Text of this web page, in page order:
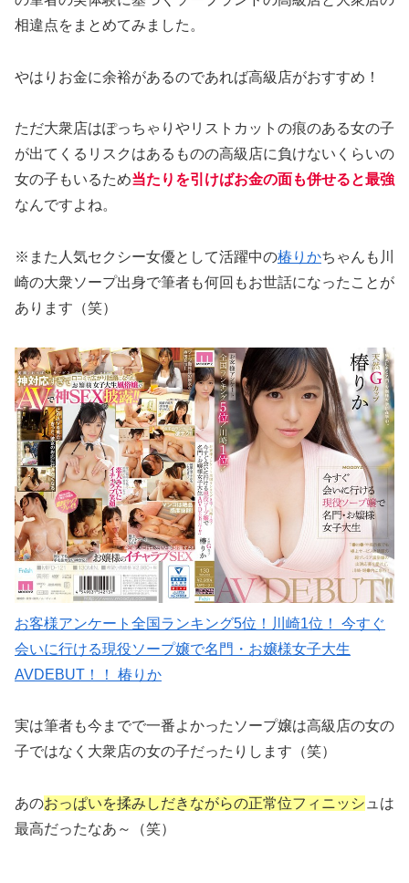
相違点をまとめてみました。
やはりお金に余裕があるのであれば高級店がおすすめ！
ただ大衆店はぽっちゃりやリストカットの痕のある女の子
が出てくるリスクはあるものの高級店に負けないくらいの
女の子もいるため当たりを引けばお金の面も併せると最強
なんですよね。
※また人気セクシー女優として活躍中の椿りかちゃんも川
崎の大衆ソープ出身で筆者も何回もお世話になったことが
あります（笑）
お客様アンケート全国ランキング5位！川崎1位！ 今すぐ
会いに行ける現役ソープ嬢で名門・お嬢様女子大生
AVDEBUT！！ 椿りか
実は筆者も今までで一番よかったソープ嬢は高級店の女の
子ではなく大衆店の女の子だったりします（笑）
あのおっぱいを揉みしだきながらの正常位フィニッシ ュは
最高だったなあ～（笑）